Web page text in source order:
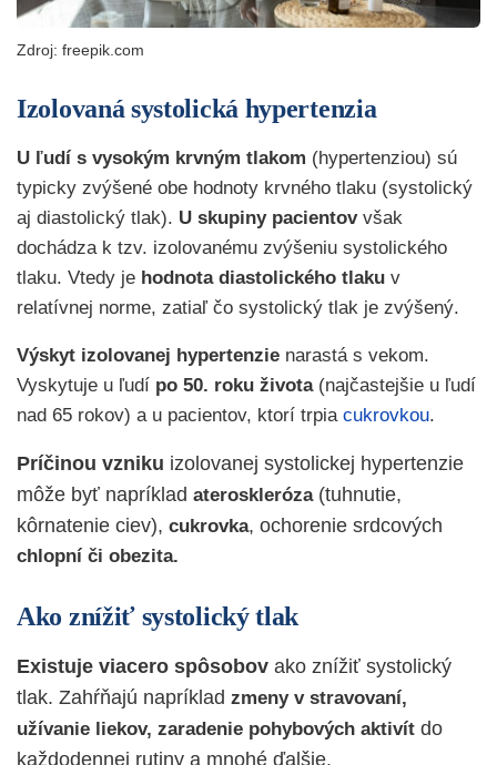
Zdroj: freepik.com
Izolovaná systolická hypertenzia
U ľudí s vysokým krvným tlakom (hypertenziou) sú
typicky zvýšené obe hodnoty krvného tlaku (systolický
aj diastolický tlak). U skupiny pacientov však
dochádza k tzv. izolovanému zvýšeniu systolického
tlaku. Vtedy je hodnota diastolického tlaku v
relatívnej norme, zatiaľ čo systolický tlak je zvýšený.
Výskyt izolovanej hypertenzie narastá s vekom.
Vyskytuje u ľudí po 50. roku života(najčastejšie u ľudí
nad 65 rokov) a u pacientov, ktorí trpia cukrovkou.
Príčinou vzniku izolovanej systolickej hypertenzie
môže byť napríklad ateroskleróza(tuhnutie,
kôrnatenie ciev), cukrovka, ochorenie srdcových
chlopní či obezita.
Ako znížiť systolický tlak
Existuje viacero spôsobov ako znížiť systolický
tlak. Zahŕňajú napríklad zmeny v stravovaní,
užívanie liekov, zaradenie pohybových aktivít do
každodennej rutiny a mnohé ďalšie.